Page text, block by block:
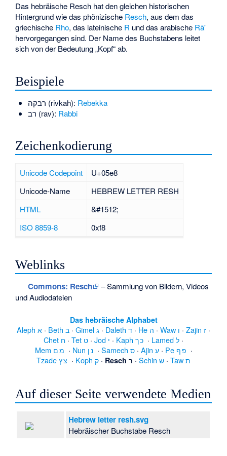
Das hebräische Resch hat den gleichen historischen
Hintergrund wie das phönizische Resch, aus dem das
griechische Rho, das lateinische R und das arabische Rā'
hervorgegangen sind. Der Name des Buchstabens leitet
sich von der Bedeutung „Kopf“ ab.
Beispiele
רבקה (rivkah): Rebekka
רב (rav): Rabbi
Zeichenkodierung
UnicodeCodepoint
U+05e8
Unicode-Name
HEBREW LETTER RESH
HTML
&#1512;
ISO 8859-8
0xf8
Weblinks
Commons: Resch
– Sammlung von Bildern, Videos
und Audiodateien
Das hebräische Alphabet
Aleph א · Beth ב · Gimel ג · Daleth ד · He ה · Waw ו · Zajin ז ·
Chet ח · Tet ט · Jod י · Kaph כ ך · Lamed ל ·
Mem מ ם · Nun נ ן· Samech ס· Ajin ע· Pe פ ף ·
Tzade צ ץ · Koph ק · Resch ר · Schin ש · Taw ת
Auf dieser Seite verwendete Medien
Hebrew letter resh.svg
Hebräischer Buchstabe Resch